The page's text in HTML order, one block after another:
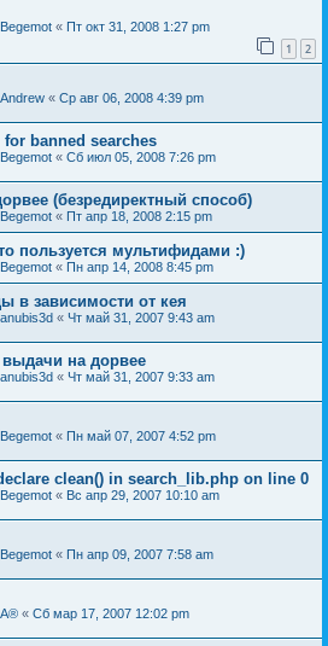
Begemot « Пт окт 31, 2008 1:27 pm
1 2
Andrew « Ср авг 06, 2008 4:39 pm
banned searches
Begemot « Сб июл 05, 2008 7:26 pm
(безредиректный способ)
Begemot « Пт апр 18, 2008 2:15 pm
пользуется мультифидами :)
Begemot « Пн апр 14, 2008 8:45 pm
в зависимости от кея
anubis3d « Чт май 31, 2007 9:43 am
на дорвее
anubis3d « Чт май 31, 2007 9:33 am
Begemot « Пн май 07, 2007 4:52 pm
clean() in search_lib.php on line 0
Begemot « Вс апр 29, 2007 10:10 am
Begemot « Пн апр 09, 2007 7:58 am
A® « Сб мар 17, 2007 12:02 pm